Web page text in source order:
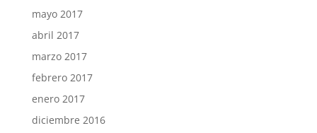
mayo 2017
abril 2017
marzo 2017
febrero 2017
enero 2017
diciembre 2016